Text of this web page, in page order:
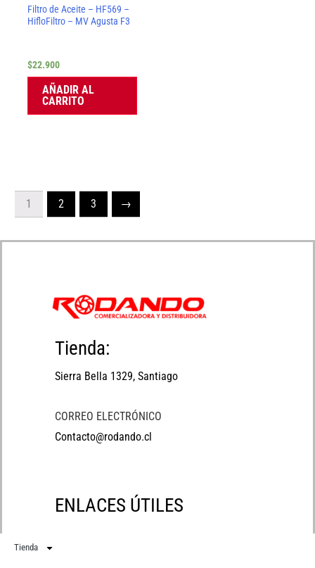
Filtro de Aceite – HF569 –
HifloFiltro – MV Agusta F3
$22.900
AÑADIR AL
CARRITO
1 2 3 →
Tienda:
Sierra Bella 1329, Santiago
CORREO ELECTRÓNICO
Contacto@rodando.cl
ENLACES ÚTILES
Tienda